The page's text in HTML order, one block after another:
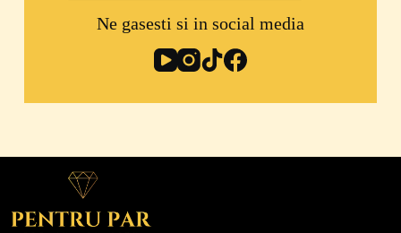
Ne gasesti si in social media